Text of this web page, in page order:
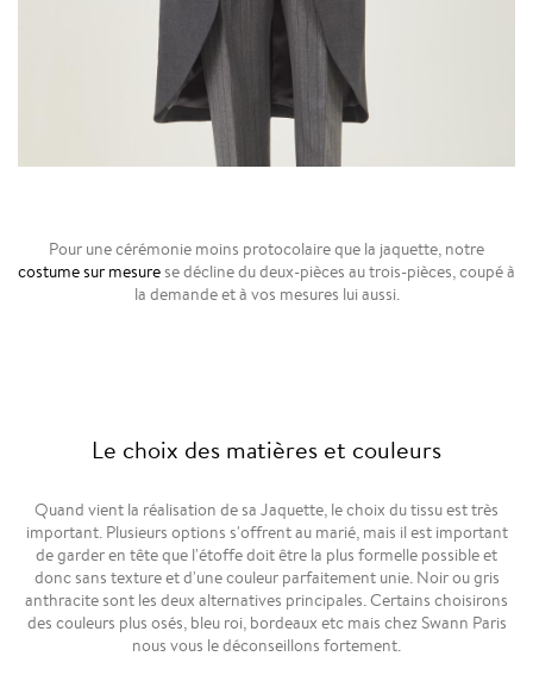
Pour une cérémonie moins protocolaire que la jaquette, notre
costume sur mesurese décline du deux-pièces au trois-pièces, coupé à
la demande et à vos mesures lui aussi.
Le choix des matières et couleurs
Quand vient la réalisation de sa Jaquette, le choix du tissu est très
important. Plusieurs options s'offrent au marié, mais il est important
de garder en tête que l'étoffe doit être la plus formelle possible et
donc sans texture et d'une couleur parfaitement unie. Noir ou gris
anthracite sont les deux alternatives principales. Certains choisirons
des couleurs plus osés, bleu roi, bordeaux etc mais chez Swann Paris
nous vous le déconseillons fortement.